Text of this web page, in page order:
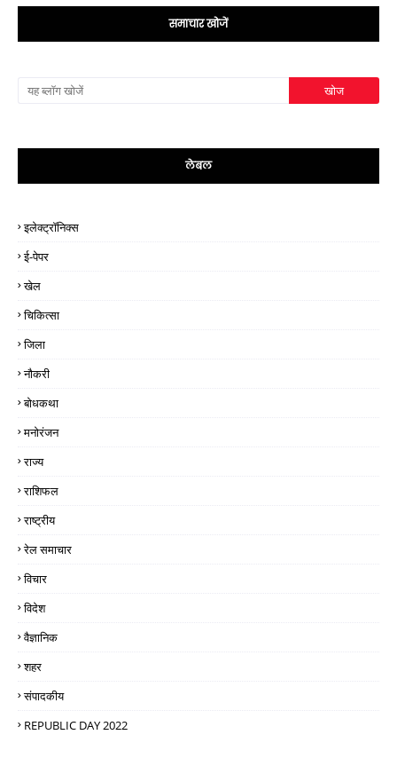
समाचार खोजें
लेबल
इलेक्ट्रॉनिक्स
ई-पेपर
खेल
चिकित्सा
जिला
नौकरी
बोधकथा
मनोरंजन
राज्य
राशिफल
राष्ट्रीय
रेल समाचार
विचार
विदेश
वैज्ञानिक
शहर
संपादकीय
REPUBLIC DAY 2022